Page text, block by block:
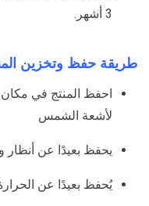
3 أشهر.
طريقة حفظ وتخزين
احفظ المنتج في مكان
لأشعة الشمس
يحفظ بعيدًا عن أنظار
يُحفظ بعيدًا عن